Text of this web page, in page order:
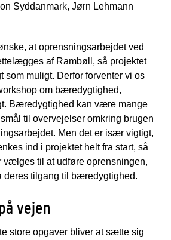
Syddanmark, Jørn Lehmann
at oprensningsarbejdet ved
af Rambøll, så projektet
som muligt. Derfor forventer vi os
om bæredygtighed,
Bæredygtighed kan være mange
til overvejelser omkring brugen
Men det er især vigtigt,
ind i projektet helt fra start, så
vælges til at udføre oprensningen,
deres tilgang til bæredygtighed.
vejen
store opgaver bliver at sætte sig